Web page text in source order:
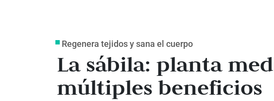
Regenera tejidos y sana el cuerpo
La sábila: planta
múltiples beneficios